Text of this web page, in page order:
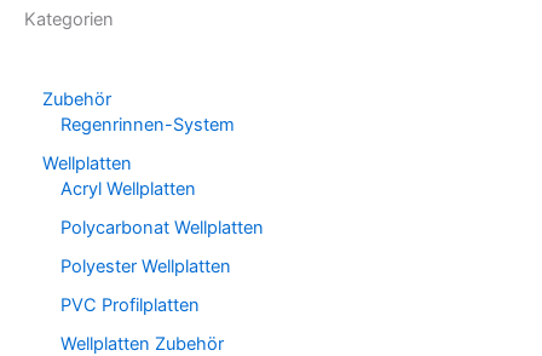
Kategorien
Zubehör
Regenrinnen-System
Wellplatten
Acryl Wellplatten
Polycarbonat Wellplatten
Polyester Wellplatten
PVC Profilplatten
Wellplatten Zubehör